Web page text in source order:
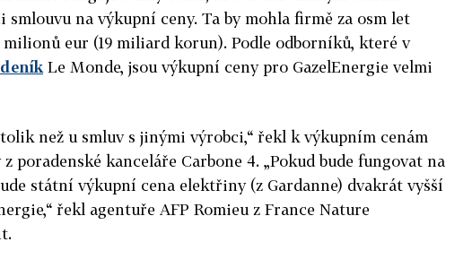
smlouvu na výkupní ceny. Ta by mohla firmě za osm let
eur (19 miliard korun). Podle odborníků, které v
deník Le Monde, jsou výkupní ceny pro GazelEnergie velmi
než u smluv s jinými výrobci,“ řekl k výkupním cenám
poradenské kanceláře Carbone 4. „Pokud bude fungovat na
státní výkupní cena elektřiny (z Gardanne) dvakrát vyšší
řekl agentuře AFP Romieu z France Nature